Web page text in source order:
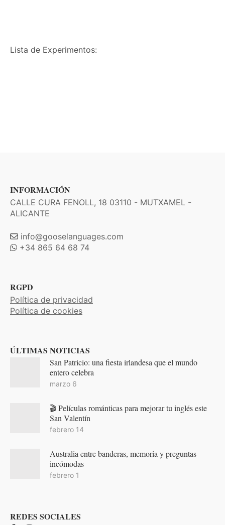
Lista de Experimentos:
INFORMACIÓN
CALLE CURA FENOLL, 18 03110 - MUTXAMEL -
ALICANTE
info@gooselanguages.com
+34 865 64 68 74
RGPD
Política de privacidad
Política de cookies
ÚLTIMAS NOTICIAS
San Patricio: una fiesta irlandesa que el mundo
entero celebra
marzo 6
🎬 Películas románticas para mejorar tu inglés este
San Valentín
febrero 14
Australia entre banderas, memoria y preguntas
incómodas
febrero 1
REDES SOCIALES